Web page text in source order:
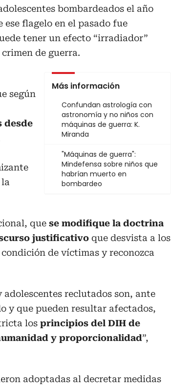
bombardeados el año
ese flagelo en el pasado fue
tener un efecto “irradiador”
de guerra.
Más información
Confundan astrología con
astronomía y no niños con
máquinas de guerra: K.
Miranda
"Máquinas de guerra":
Mindefensa sobre niños que
habrían muerto en
bombardeo
según
desde
la
que se modifique la doctrina
justificativo que desvista a los
de víctimas y reconozca
adolescentes reclutados son, ante
y que pueden resultar afectados,
los principios del DIH de
y proporcionalidad”,
adoptadas al decretar medidas